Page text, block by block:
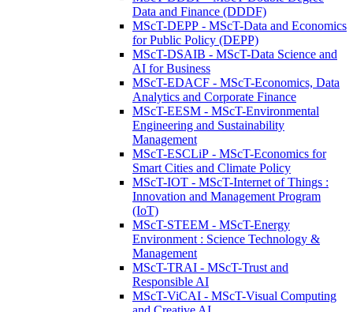
Data and Finance (DDDF)
MScT-DEPP - MScT-Data and Economics
for Public Policy (DEPP)
MScT-DSAIB - MScT-Data Science and
AI for Business
MScT-EDACF - MScT-Economics, Data
Analytics and Corporate Finance
MScT-EESM - MScT-Environmental
Engineering and Sustainability
Management
MScT-ESCLiP - MScT-Economics for
Smart Cities and Climate Policy
MScT-IOT - MScT-Internet of Things :
Innovation and Management Program
(IoT)
MScT-STEEM - MScT-Energy
Environment : Science Technology &
Management
MScT-TRAI - MScT-Trust and
Responsible AI
MScT-ViCAI - MScT-Visual Computing